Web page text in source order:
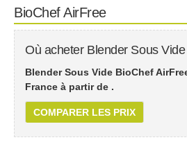
BioChef AirFree
Où acheter Blender Sous
Blender Sous Vide BioChef
France à partir de .
COMPARER LES PRIX